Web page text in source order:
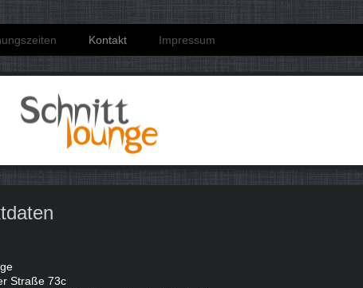
Kontakt Impressum
Straße 73c